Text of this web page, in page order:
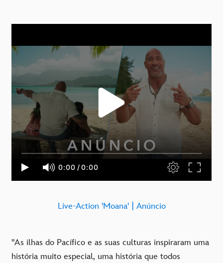
Live-Action 'Moana' | Anúncio
"As ilhas do Pacífico e as suas culturas inspiraram uma
história muito especial, uma história que todos